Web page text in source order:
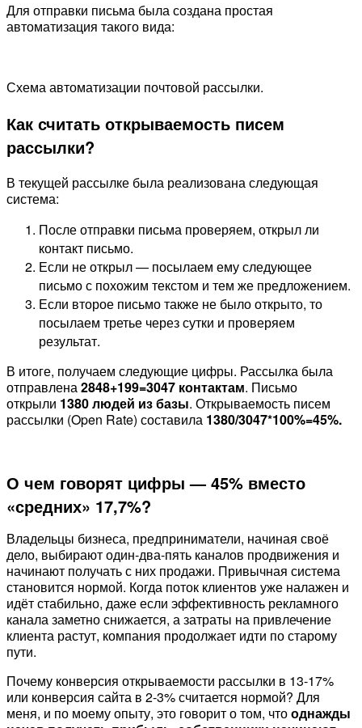
Для отправки письма была создана простая
автоматизация такого вида:
Схема автоматизации почтовой рассылки.
Как считать открываемость писем
рассылки?
В текущей рассылке была реализована следующая
система:
После отправки письма проверяем, открыл ли
контакт письмо.
Если не открыл — посылаем ему следующее
письмо с похожим текстом и тем же предложением.
Если второе письмо также не было открыто, то
посылаем третье через сутки и проверяем
результат.
В итоге, получаем следующие цифры. Рассылка была
отправлена2848+199=3047 контактам. Письмо
открыли 1380 людей из базы. Открываемость писем
рассылки (Open Rate) составила 1380/3047*100%=45%.
О чем говорят цифры — 45% вместо
«средних» 17,7%?
Владельцы бизнеса, предприниматели, начиная своё
дело, выбирают один-два-пять каналов продвижения и
начинают получать с них продажи. Привычная система
становится нормой. Когда поток клиентов уже налажен и
идёт стабильно, даже если эффективность рекламного
канала заметно снижается, а затраты на привлечение
клиента растут, компания продолжает идти по старому
пути.
Почему конверсия открываемости рассылки в 13-17%
или конверсия сайта в 2-3% считается нормой? Для
меня, и по моему опыту, это говорит о том, чтооднажды